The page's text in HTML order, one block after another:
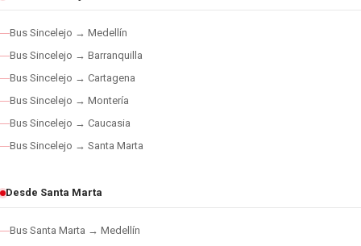
Bus Sincelejo → Medellín
Bus Sincelejo → Barranquilla
Bus Sincelejo → Cartagena
Bus Sincelejo → Montería
Bus Sincelejo → Caucasia
Bus Sincelejo → Santa Marta
Desde Santa Marta
Bus Santa Marta → Medellín